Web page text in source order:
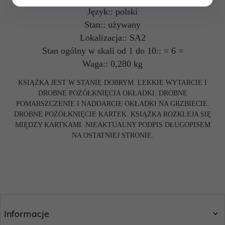
Język:: polski
Stan:: używany
Lokalizacja:: SA2
Stan ogólny w skali od 1 do 10:: = 6 =
Waga:: 0,280 kg
KSIĄŻKA JEST W STANIE DOBRYM. LEKKIE WYTARCIE I
DROBNE POŻÓŁKNIĘCIA OKŁADKI. DROBNE
POMARSZCZENIE I NADDARCIE OKŁADKI NA GRZBIECIE.
DROBNE POŻÓŁKNIĘCIE KARTEK. KSIĄŻKA ROZKLEJA SIĘ
MIĘDZY KARTKAMI. NIEAKTUALNY PODPIS DŁUGOPISEM
NA OSTATNIEJ STRONIE.
Informacje